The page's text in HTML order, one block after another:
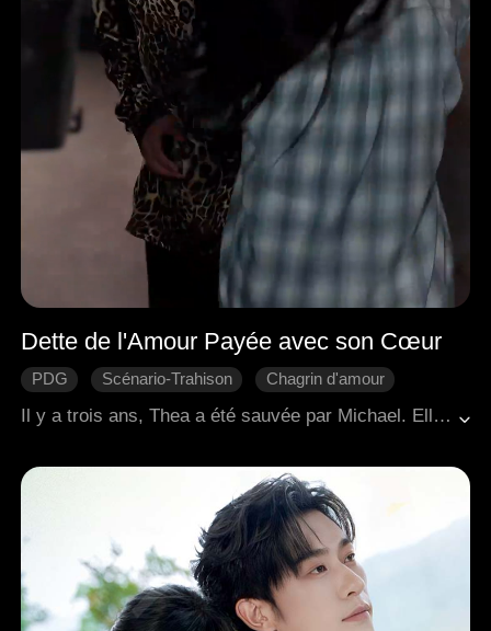
Dette de l'Amour Payée avec son Cœur
PDG Scénario-Trahison
Chagrin d'amour
Romance moderne
Il y a trois ans, Thea a été sauvée par Michael. Elle a travaillé pour le soutenir, a économisé pour son opération chirurgicale et est tombée amoureuse. Ignorante du fait que cela n'était qu'un pari perdu de sa part, Michael a profité d'une fille pauvre en la faisant subvenir à ses besoins. Lorsque la vérité a éclaté, Thea a mis fin à leur relation. Déchiré entre sa fierté et son désir, Michael l'a harcelée pour qu'elle revienne. Le frère adoptif de Thea, Josh, se souciait sincèrement d'elle, ce qui a suscité la jalousie de Michael. La fiancée de Michael, consumée par l'envie, a organisé un accident de voiture pour tuer Thea. Les deux hommes sont venus à son secours, mais Josh avait besoin d'une transplantation cardiaque pour survivre. Thea a juré de mourir avec Josh s'il ne s'en sortait pas. Réalisant qu'il l'avait perdue pour toujours, Michael a donné son propre cœur pour sauver Josh, lui permettant de rester avec Thea pour la vie.